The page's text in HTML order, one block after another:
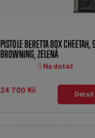
PISTOLE BERETTA 80X
BROWNING, ZELENÁ
Na dotaz
24 700 Kč Detail